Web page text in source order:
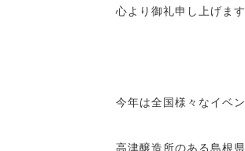
心より御礼申し上げます
今年は全国様々なイベ
高津醸造所のある島根